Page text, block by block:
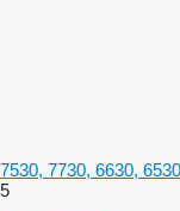
7530, 7730, 6630,
5